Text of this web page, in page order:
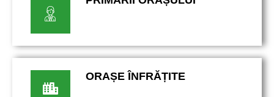
ORAȘE ÎNFRĂȚITE